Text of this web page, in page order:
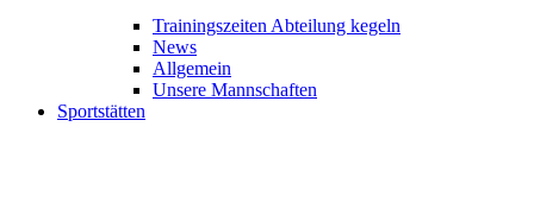
Trainingszeiten Abteilung kegeln
News
Allgemein
Unsere Mannschaften
Sportstätten